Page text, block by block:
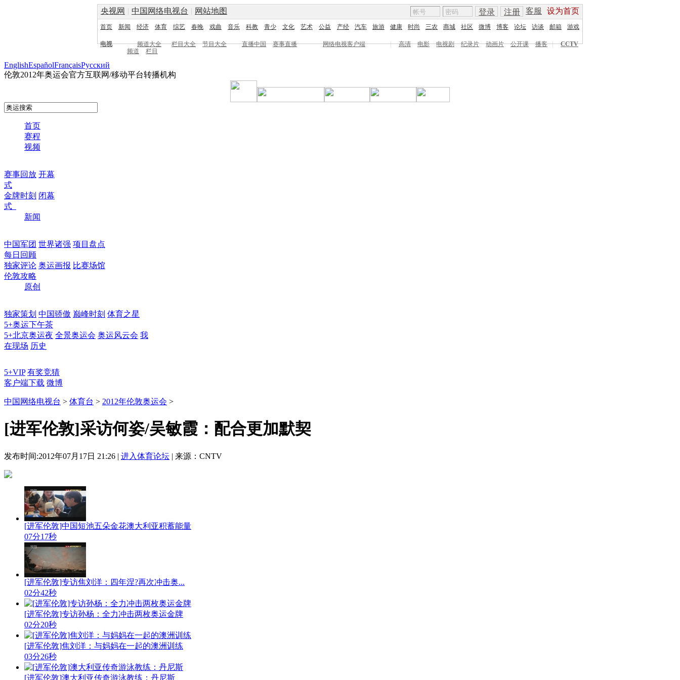
央视网 | 中国网络电视台 | 网站地图 客服 设为首页
登录 注册
首页 新闻 经济 体育 综艺 春晚 戏曲 音乐 科教 青少 文化 艺术 公益 产经 汽车 旅游 健康 时尚 三农 商城 社区 微博 博客 论坛 访谈 邮箱 游戏
电视 频道大全 栏目大全 节目大全 直播中国 赛事直播 网络电视客户端 | 高清 电影 电视剧 纪录片 动画片 公开课 播客 |
CCTV
频道
栏目
EnglishEspañolFrançaisPусский
伦敦2012年奥运会官方互联网/移动平台转播机构
首页
赛程
视频
赛事回放 开幕
式
金牌时刻 闭幕
式
新闻
中国军团 世界诸强 项目盘点
每日回顾
独家评论 奥运画报 比赛场馆
伦敦攻略
原创
独家策划 中国骄傲 巅峰时刻 体育之星
5+奥运下午茶
5+北京奥运夜 全景奥运会 奥运风云会 我
在现场 历史
5+VIP 有奖竞猜
客户端下载 微博
中国网络电视台 > 体育台 > 2012年伦敦奥运会 >
[进军伦敦]采访何姿/吴敏霞：配合更加默契
发布时间:2012年07月17日 21:26 | 进入体育论坛 | 来源：CNTV
[进军伦敦]中国短池五朵金花澳大利亚积蓄能量
07分17秒
[进军伦敦]专访焦刘洋：四年涅?再次冲击奥...
02分42秒
[进军伦敦]专访孙杨：全力冲击两枚奥运金牌
02分20秒
[进军伦敦]焦刘洋：与妈妈在一起的澳洲训练
03分26秒
[进军伦敦]澳大利亚传奇游泳教练：丹尼斯